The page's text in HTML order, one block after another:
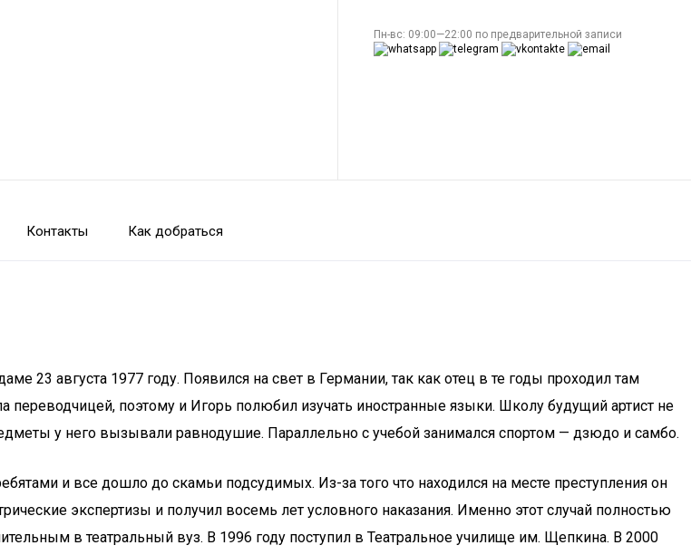
Пн-вс: 09:00—22:00 по предварительной записи
Контакты Как добраться
23 августа 1977 году. Появился на свет в Германии, так как отец в те годы проходил там
поэтому и Игорь полюбил изучать иностранные языки. Школу будущий артист не
у него вызывали равнодушие. Параллельно с учебой занимался спортом — дзюдо и самбо.
и все дошло до скамьи подсудимых. Из-за того что находился на месте преступления он
экспертизы и получил восемь лет условного наказания. Именно этот случай полностью
в театральный вуз. В 1996 году поступил в Театральное училище им. Щепкина. В 2000